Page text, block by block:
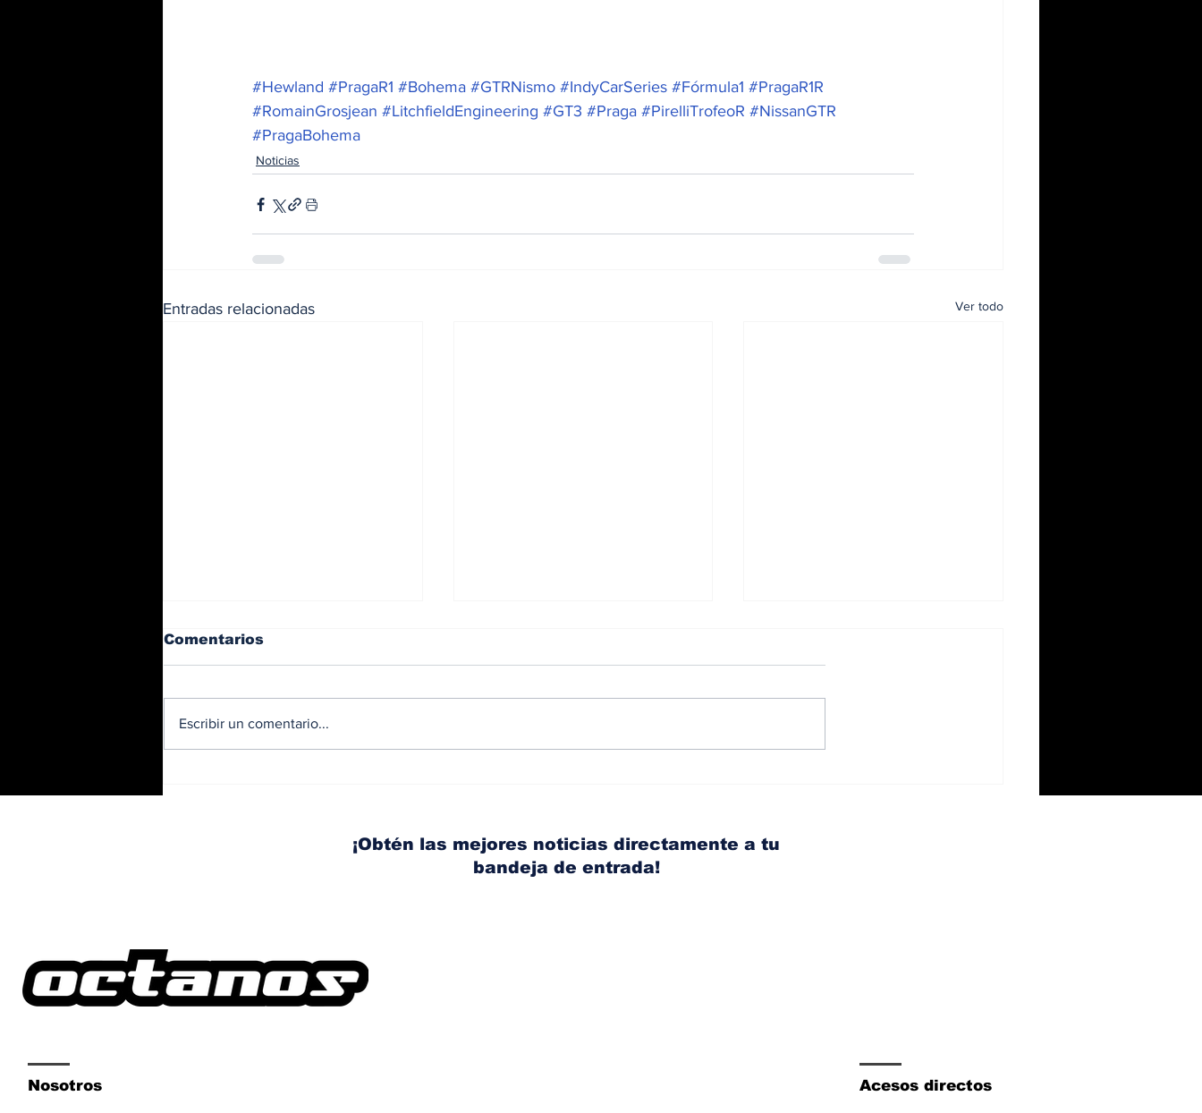
#Hewland #PragaR1 #Bohema #GTRNismo #IndyCarSeries #Fórmula1 #PragaR1R
#RomainGrosjean #LitchfieldEngineering #GT3 #Praga #PirelliTrofeoR #NissanGTR
#PragaBohema
Noticias
Entradas relacionadas Ver todo
Comentarios
Escribir un comentario...
¡Obtén las mejores noticias directamente a tu
bandeja de entrada!
Nosotros Acesos directos